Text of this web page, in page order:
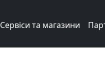
Сервіси та магазини